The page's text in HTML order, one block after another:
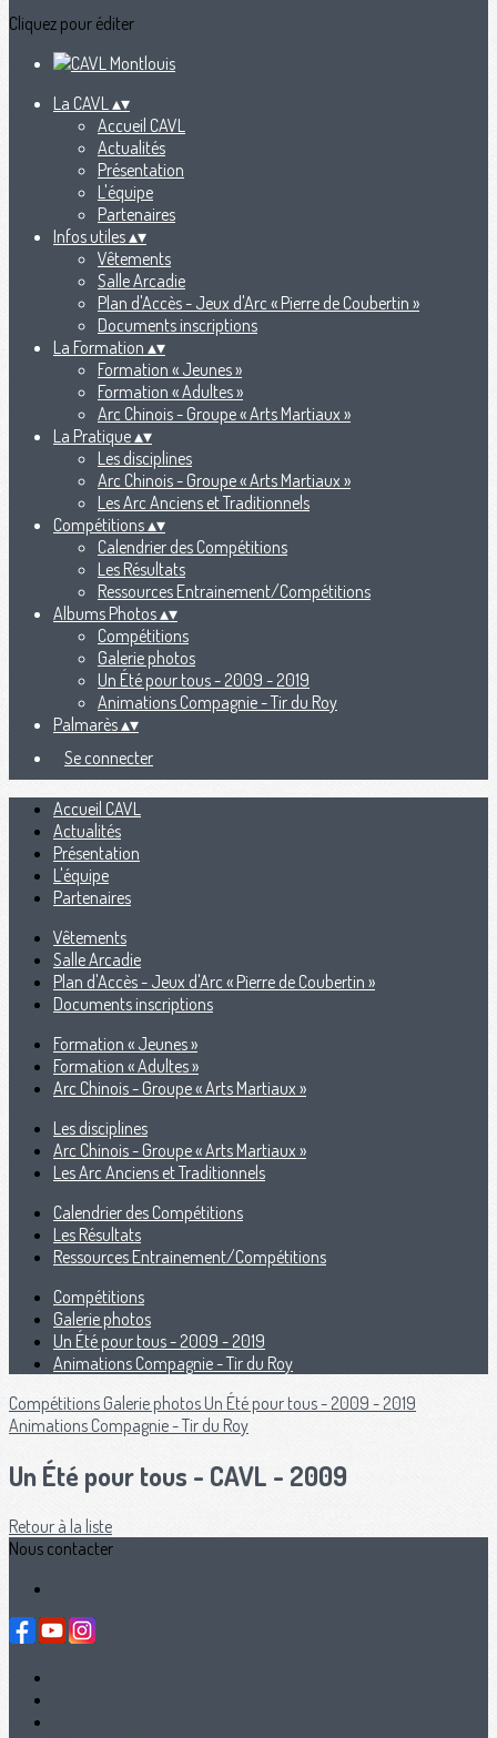
Cliquez pour éditer
La CAVL▴▾
Accueil CAVL
Actualités
Présentation
L'équipe
Partenaires
Infos utiles▴▾
Vêtements
Salle Arcadie
Plan d'Accès - Jeux d'Arc « Pierre de Coubertin »
Documents inscriptions
La Formation ▴▾
Formation « Jeunes »
Formation « Adultes »
Arc Chinois - Groupe « Arts Martiaux »
La Pratique▴▾
Les disciplines
Arc Chinois - Groupe « Arts Martiaux »
Les Arc Anciens et Traditionnels
Compétitions▴▾
Calendrier des Compétitions
Les Résultats
Ressources Entrainement/Compétitions
Albums Photos▴▾
Compétitions
Galerie photos
Un Été pour tous - 2009 - 2019
Animations Compagnie - Tir du Roy
Palmarès▴▾
Se connecter
Accueil CAVL
Actualités
Présentation
L'équipe
Partenaires
Vêtements
Salle Arcadie
Plan d'Accès - Jeux d'Arc « Pierre de Coubertin »
Documents inscriptions
Formation « Jeunes »
Formation « Adultes »
Arc Chinois - Groupe « Arts Martiaux »
Les disciplines
Arc Chinois - Groupe « Arts Martiaux »
Les Arc Anciens et Traditionnels
Calendrier des Compétitions
Les Résultats
Ressources Entrainement/Compétitions
Compétitions
Galerie photos
Un Été pour tous - 2009 - 2019
Animations Compagnie - Tir du Roy
Compétitions Galerie photos Un Été pour tous - 2009 - 2019
Animations Compagnie - Tir du Roy
Un Été pour tous - CAVL - 2009
Retour à la liste
Nous contacter